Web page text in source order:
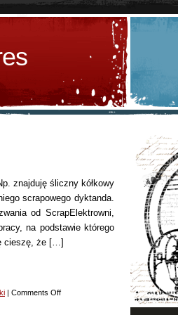
znajduję śliczny kółkowy
scrapowego dyktanda.
od ScrapElektrowni,
na podstawie którego
cieszę, że […]
| Comments Offon